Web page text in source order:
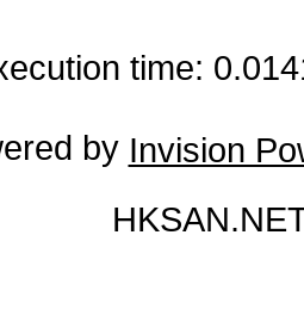
time:
by Invision